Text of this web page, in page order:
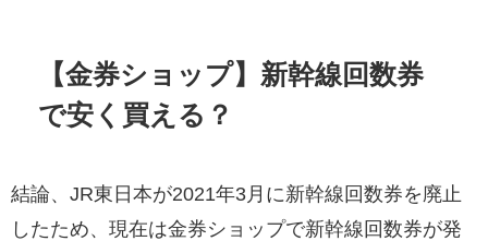
【金券ショップ】新幹線回数券
で安く買える？
結論、JR東日本が2021年3月に新幹線回数券を廃止
したため、現在は金券ショップで新幹線回数券が発